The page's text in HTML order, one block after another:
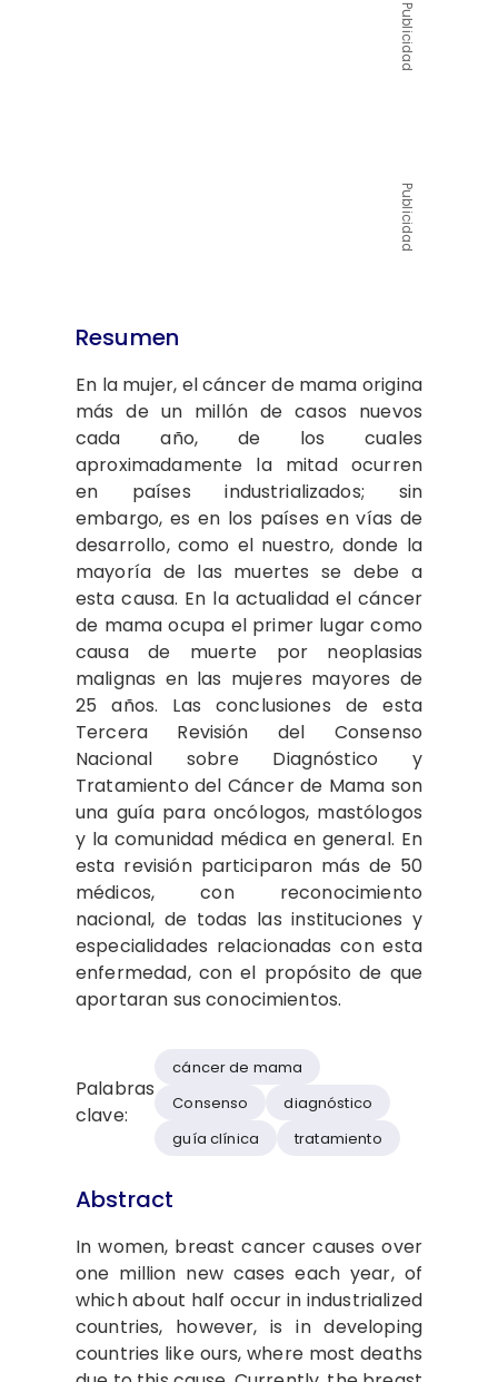
Publicidad
Publicidad
Resumen
En la mujer, el cáncer de mama origina
más de un millón de casos nuevos
cada año, de los cuales
aproximadamente la mitad ocurren
en países industrializados; sin
embargo, es en los países en vías de
desarrollo, como el nuestro, donde la
mayoría de las muertes se debe a
esta causa. En la actualidad el cáncer
de mama ocupa el primer lugar como
causa de muerte por neoplasias
malignas en las mujeres mayores de
25 años. Las conclusiones de esta
Tercera Revisión del Consenso
Nacional sobre Diagnóstico y
Tratamiento del Cáncer de Mama son
una guía para oncólogos, mastólogos
y la comunidad médica en general. En
esta revisión participaron más de 50
médicos, con reconocimiento
nacional, de todas las instituciones y
especialidades relacionadas con esta
enfermedad, con el propósito de que
aportaran sus conocimientos.
Palabras
clave:
cáncer de mama
Consenso
diagnóstico
guía clínica
tratamiento
Abstract
In women, breast cancer causes over
one million new cases each year, of
which about half occur in industrialized
countries, however, is in developing
countries like ours, where most deaths